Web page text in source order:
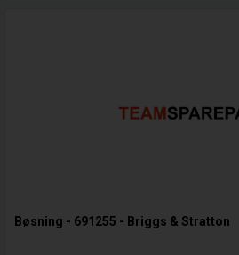
Bøsning - 691255 - Briggs & Stratton